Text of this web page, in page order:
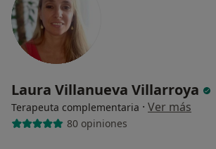
Laura Villanueva Villarroya
Terapeuta complementaria · Ver más
80 opiniones